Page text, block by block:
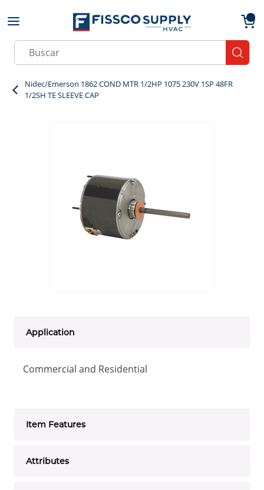
Skip to main content
Site Search
Nidec/Emerson 1862 COND MTR 1/2HP 1075 230V 1SP 48FR
1/2SH TE SLEEVE CAP
Application
Commercial and Residential
Item Features
Attributes